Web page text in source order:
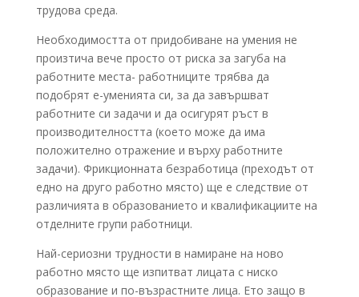
трудова среда.
Необходимостта от придобиване на умения не
произтича вече просто от риска за загуба на
работните места- работниците трябва да
подобрят е-уменията си, за да завършват
работните си задачи и да осигурят ръст в
производителността (което може да има
положително отражение и върху работните
задачи). Фрикционната безработица (преходът от
едно на друго работно място) ще е следствие от
различията в образованието и квалификациите на
отделните групи работници.
Най-сериозни трудности в намиране на ново
работно място ще изпитват лицата с ниско
образование и по-възрастните лица. Ето защо в